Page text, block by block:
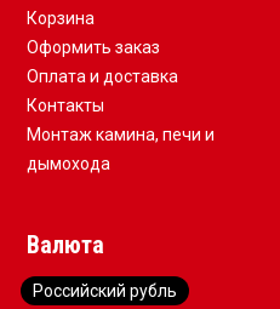
Корзина
Оформить заказ
Оплата и доставка
Контакты
Монтаж камина, печи и
дымохода
Валюта
Российский рубль